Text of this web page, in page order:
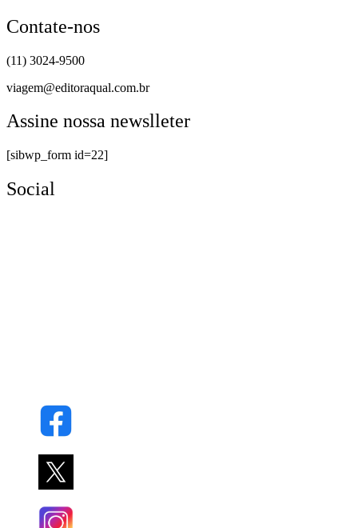
Contate-nos
(11) 3024-9500
viagem@editoraqual.com.br
Assine nossa newslleter
[sibwp_form id=22]
Social